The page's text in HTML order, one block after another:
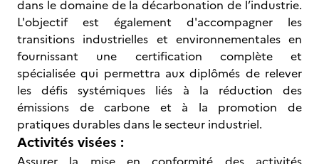
dans le domaine de la décarbonation de l’industrie.
L'objectif est également d'accompagner les
transitions industrielles et environnementales en
fournissant une certification complète et
spécialisée qui permettra aux diplômés de relever
les défis systémiques liés à la réduction des
émissions de carbone et à la promotion de
pratiques durables dans le secteur industriel.
Activités visées :